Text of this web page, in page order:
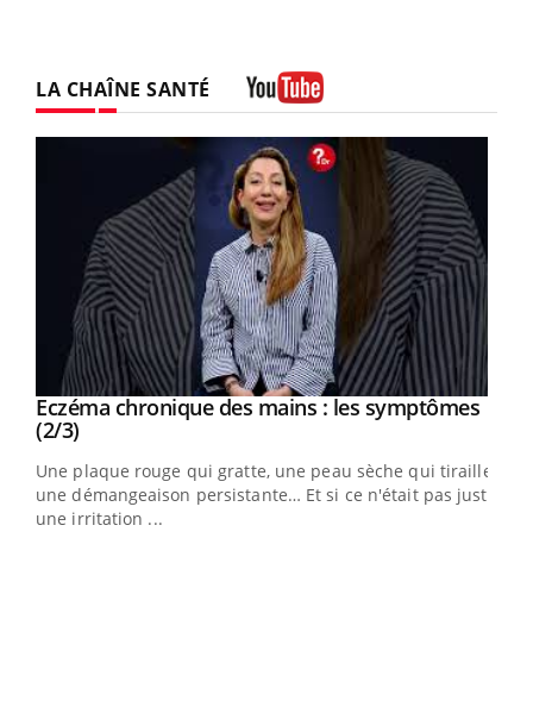
LA CHAÎNE SANTÉ
Youtube
Eczéma chronique des mains : les symptômes
(2/3)Youtube
Une plaque rouge qui gratte, une peau sèche qui tiraille,
une démangeaison persistante… Et si ce n'était pas juste
une irritation ...